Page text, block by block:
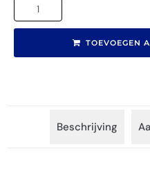
TOEVOEGEN
Beschrijving